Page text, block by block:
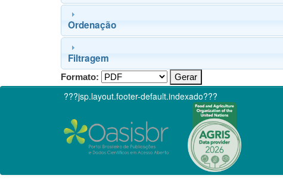
Ordenação
Filtragem
Formato:
???jsp.layout.footer-default.indexado???